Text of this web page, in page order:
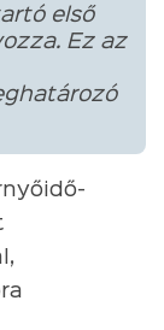
első
Ez az